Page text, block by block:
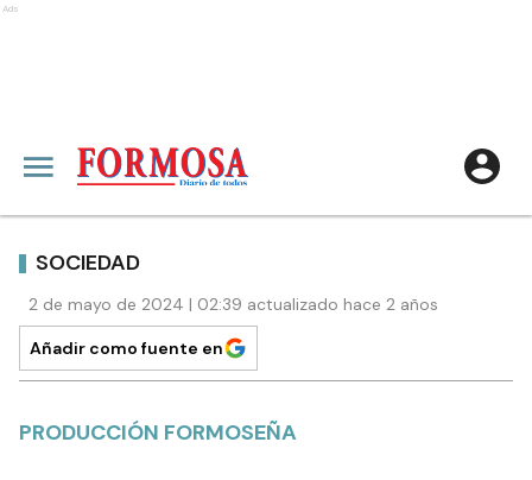
Ads
SOCIEDAD
2 de mayo de 2024 | 02:39 actualizado hace 2 años
Añadir como fuente en
PRODUCCIÓN FORMOSEÑA